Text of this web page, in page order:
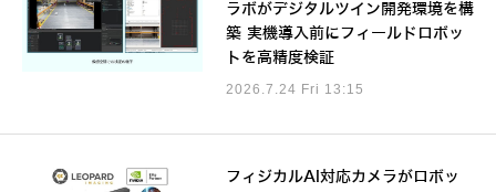
ラボがデジタルツイン開発環境を構
築 実機導入前にフィールドロボッ
トを高精度検証
2026.7.24 Fri 13:15
フィジカルAI対応カメラがロボッ